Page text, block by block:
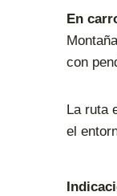
En
con
La ruta
el